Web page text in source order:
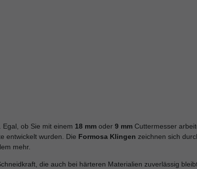
ob Sie mit einem 18 mm oder 9 mm Cuttermesser
entwickelt wurden. Die Formosa Klingen zeichnen sich
mehr.
die auch bei härteren Materialien zuverlässig